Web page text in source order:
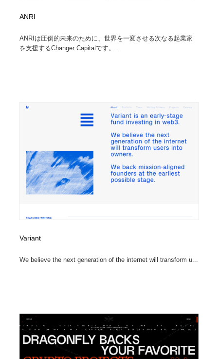
ANRI
ANRIは圧倒的未来のために、世界を一変させる次なる起業家
を支援するChanger Capitalです。...
Variant
We believe the next generation of the internet will transform u...